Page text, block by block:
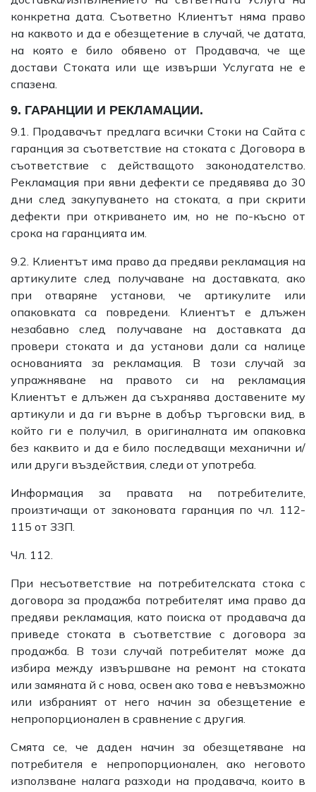
конкретна дата. Съответно Клиентът няма право
на каквото и да е обезщетение в случай, че датата,
на която е било обявено от Продавача, че ще
достави Стоката или ще извърши Услугата не е
спазена.
9. ГАРАНЦИИ И РЕКЛАМАЦИИ.
9.1. Продавачът предлага всички Стоки на Сайта с
гаранция за съответствие на стоката с Договора в
съответствие с действащото законодателство.
Рекламация при явни дефекти се предявява до 30
дни след закупуването на стоката, а при скрити
дефекти при откриването им, но не по-късно от
срока на гаранцията им.
9.2. Клиентът има право да предяви рекламация на
артикулите след получаване на доставката, ако
при отваряне установи, че артикулите или
опаковката са повредени. Клиентът е длъжен
незабавно след получаване на доставката да
провери стоката и да установи дали са налице
основанията за рекламация. В този случай за
упражняване на правото си на рекламация
Клиентът е длъжен да съхранява доставените му
артикули и да ги върне в добър търговски вид, в
който ги е получил, в оригиналната им опаковка
без каквито и да е било последващи механични и/
или други въздействия, следи от употреба.
Информация за правата на потребителите,
произтичащи от законовата гаранция по чл. 112-
115 от ЗЗП.
Чл. 112.
При несъответствие на потребителската стока с
договора за продажба потребителят има право да
предяви рекламация, като поиска от продавача да
приведе стоката в съответствие с договора за
продажба. В този случай потребителят може да
избира между извършване на ремонт на стоката
или замяната й с нова, освен ако това е невъзможно
или избраният от него начин за обезщетение е
непропорционален в сравнение с другия.
Смята се, че даден начин за обезщетяване на
потребителя е непропорционален, ако неговото
използване налага разходи на продавача, които в